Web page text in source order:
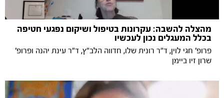
מהצלה להשבה: עקרונות בטיפול ושיקום נפגעי חטיפה
בכלל המעגלים נכון לעכשיו
פרופ' חגי לוין, ד"ר רונית שלו, חדווה הלב"ץ, ד"ר עינת יהנה ופרופ'
שרון זיו ביימן